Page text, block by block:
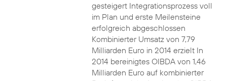
gesteigert Integrationsprozess voll
im Plan und erste Meilensteine
erfolgreich abgeschlossen
Kombinierter Umsatz von 7,79
Milliarden Euro in 2014 erzielt In
2014 bereinigtes OIBDA von 1,46
Milliarden Euro auf kombinierter